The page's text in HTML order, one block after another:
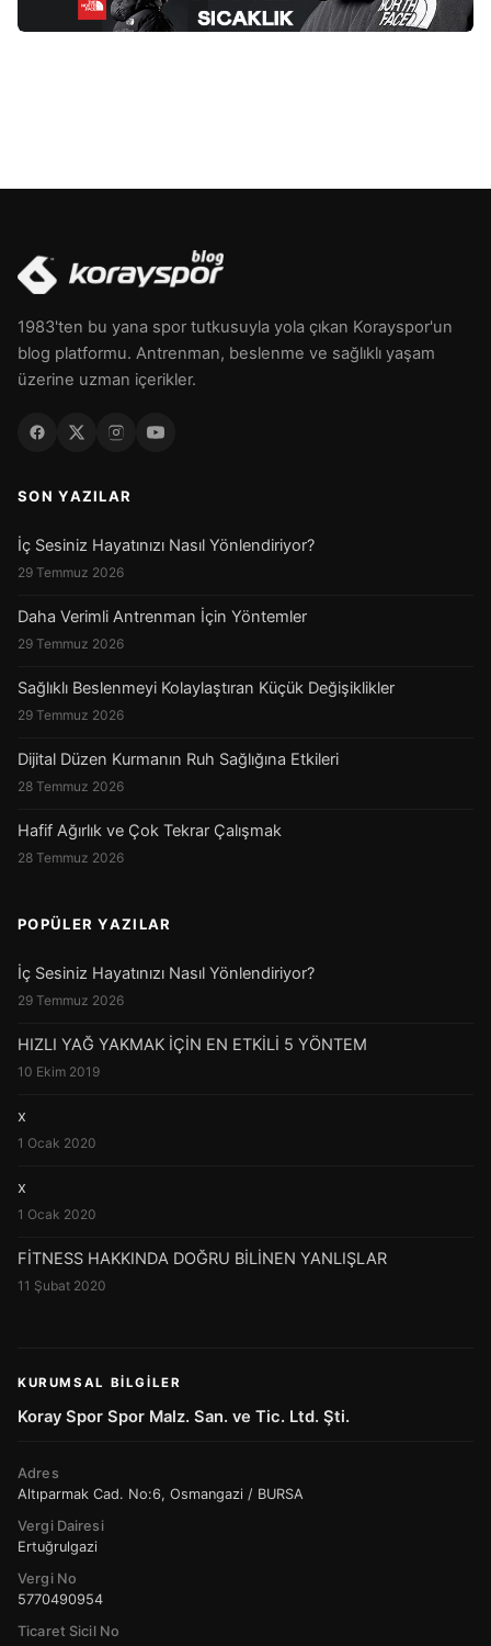
semptomlarını kontrol etmeye yardımcı olabilir. […]
1983'ten bu yana spor tutkusuyla yola çıkan Korayspor'un
blog platformu. Antrenman, beslenme ve sağlıklı yaşam
üzerine uzman içerikler.
SON YAZILAR
İç Sesiniz Hayatınızı Nasıl Yönlendiriyor?
29 Temmuz 2026
Daha Verimli Antrenman İçin Yöntemler
29 Temmuz 2026
Sağlıklı Beslenmeyi Kolaylaştıran Küçük Değişiklikler
29 Temmuz 2026
Dijital Düzen Kurmanın Ruh Sağlığına Etkileri
28 Temmuz 2026
Hafif Ağırlık ve Çok Tekrar Çalışmak
28 Temmuz 2026
POPÜLER YAZILAR
İç Sesiniz Hayatınızı Nasıl Yönlendiriyor?
29 Temmuz 2026
HIZLI YAĞ YAKMAK İÇİN EN ETKİLİ 5 YÖNTEM
10 Ekim 2019
x
1 Ocak 2020
x
1 Ocak 2020
FİTNESS HAKKINDA DOĞRU BİLİNEN YANLIŞLAR
11 Şubat 2020
KURUMSAL BILGILER
Koray Spor Spor Malz. San. ve Tic. Ltd. Şti.
Adres
Altıparmak Cad. No:6, Osmangazi / BURSA
Vergi Dairesi
Ertuğrulgazi
Vergi No
5770490954
Ticaret Sicil No